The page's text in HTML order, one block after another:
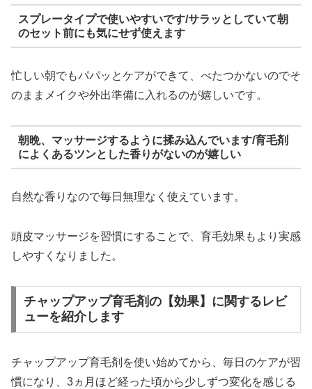
スプレータイプで使いやすいです/サラッとしていて朝
のセット前にも気にせず使えます
忙しい朝でもパパッとケアができて、べたつかないのでそ
のままメイクや外出準備に入れるのが嬉しいです。
朝晩、マッサージするように揉み込んでいます/育毛剤
によくあるツンとした香りがないのが嬉しい
自然な香りなので毎日無理なく使えています。
頭皮マッサージを習慣にすることで、育毛効果もより実感
しやすくなりました。
チャップアップ育毛剤の【効果】に関するレビ
ューを紹介します
チャップアップ育毛剤を使い始めてから、毎日のケアが習
慣になり、3ヵ月ほど経った頃から少しずつ変化を感じる